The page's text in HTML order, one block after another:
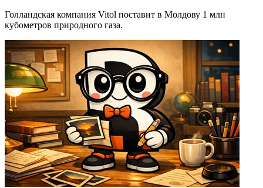
Голландская компания Vitol поставит в Молдову 1 млн
кубометров природного газа.